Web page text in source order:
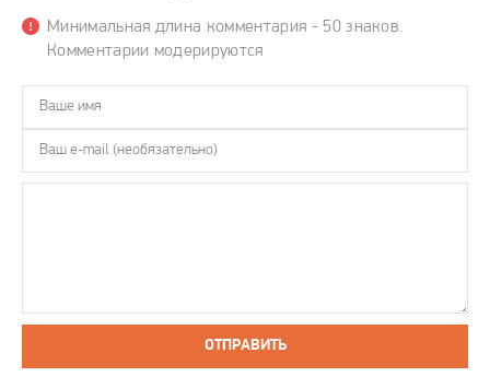
Минимальная длина комментария - 50 знаков.
Комментарии модерируются
ОТПРАВИТЬ